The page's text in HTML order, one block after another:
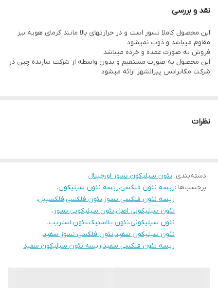
فروش به صورت عمده و خرده
ارسال به سراسر کشور
قیمت مذکور برای یک متر است
نقد و بررسی
این محصول کاملا نسوز است و در حرارتهای بالا مانند گرمای هویه نیز
مقاوم میباشد و ذوب نمیشود
فروش به صورت عمده و خرده میباشد
این محصول به صورت مستقیم و بدون واسطه از شرکت سازنده چین در
شرکت مگاترانس پیرانشهر ارائه میشود
نظرات
دسته‌بندی: نئون سیلیکون نسوز اورجینال
برچسب‌ها :ریسه نئون فلکسی،ریسه نئون سیلیکون،
ریسه نئون فلکسی نسوز،نئون فلکسی،فلکسیبل،
نئون سیلیکونی اصل،نئون سیلیکونی نسوز،
نئون سیلیکونی،نئون پلاستیک،نئون استریپ،
نئون سیلیکون سفید،نئون فلکسی نسوز سفید،
ریسه نئون فلکسی سفید،ریسه نئون سیلیکون سفید